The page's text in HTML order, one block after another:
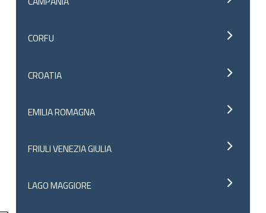
CORFU
CROATIA
EMILIA ROMAGNA
FRIULI VENEZIA GIULIA
LAGO MAGGIORE